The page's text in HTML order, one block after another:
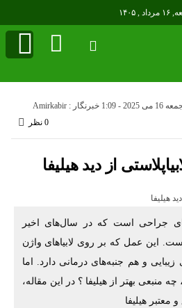
, ۱۴۰۵
- 1:09 خبرنگار : Amirkabir
0 نظر
از دید هیلیفا
جراحی است که در سال‌های اخیر
این عمل که بر روی لابیاهای واژن
و هم جنبه‌های درمانی دارد. اما
منبعی بهتر از هیلیفا ؟ در این مقاله،
معتبر هیلیفا